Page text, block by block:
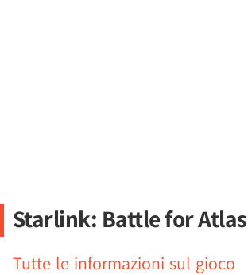
Starlink: Battle for Atlas
Tutte le informazioni sul gioco